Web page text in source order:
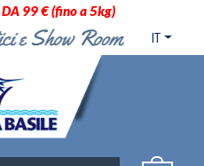
DA 99 € (fino a 5kg)
IT